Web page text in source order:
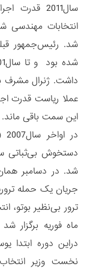
سال2011
انتخابات مهندسی
شد. رئیس‌جمهور
این سمت باقی ماند.
دستخوش بی‌ثباتی
شد. در دسامبر
جریان یک حمله
دراین دوره ابتدا
نخست وزیر